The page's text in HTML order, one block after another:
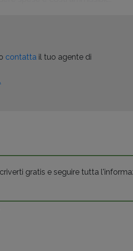
contatta il tuo agente di
gratis e seguire tutta